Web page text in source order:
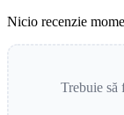
Nicio recenzie
Trebuie să